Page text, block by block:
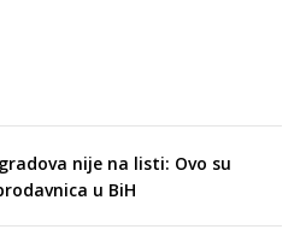
nije na listi: Ovo su
u BiH